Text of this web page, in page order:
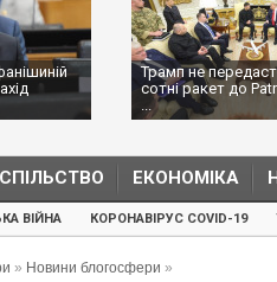
Трамп не
сотні ракет до
...
ЕКОНОМІКА
ВІЙНА КОРОНАВІРУС COVID-19
» Новини блогосфери »